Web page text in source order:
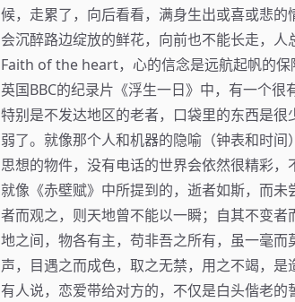
候，走累了，向后看看，满身生出或喜或悲
会沉醉路边绽放的鲜花，向前也不能长走，人
Faith of the heart，心的信念是远航起帆的保
英国BBC的纪录片《浮生一日》中，有一个很
特别是不发达地区的老者，口袋里的东西是
弱了。就像那个人和机器的隐喻（钟表和时
思想的物件，没有电话的世界会依然很精彩，
就像《赤壁赋》中所提到的，逝者如斯，而
者而观之，则天地曾不能以一瞬；自其不变
地之间，物各有主，苟非吾之所有，虽一毫
声，目遇之而成色，取之无禁，用之不竭，是
有人说，恋爱带给对方的，不仅是白头偕老